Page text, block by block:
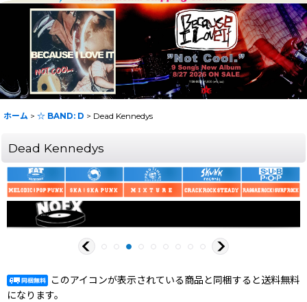
ホーム > ☆ BAND: D > Dead Kennedys
Dead Kennedys
このアイコンが表示されている商品と同梱すると送料無料
になります。